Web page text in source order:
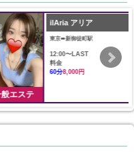
エステ
ilAria アリア
東京➠新御徒町駅
12:00〜LAST
料金
60分8,000円